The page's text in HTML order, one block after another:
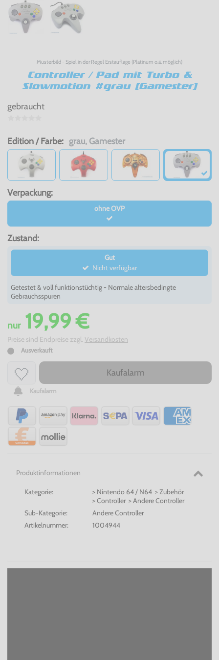
Musterbild - Spiel in der Regel Erstauflage (Platinum o.ä. möglich)
Controller / Pad mit Turbo &
Slowmotion #grau [Gamester]
gebraucht
Edition / Farbe: grau, Gamester
Verpackung:
ohne OVP
Zustand:
Gut
Nicht verfügbar
Getestet & voll funktionstüchtig - Normale altersbedingte
Gebrauchsspuren
nur19,99 €
Preise sind Endpreise zzgl. Versandkosten
Ausverkauft
Kaufalarm
Kaufalarm
Produktinformationen
Kategorie:
> Nintendo 64 / N64 > Zubehör
> Controller > Andere Controller
Sub-Kategorie:
Andere Controller
Artikelnummer:
1004944